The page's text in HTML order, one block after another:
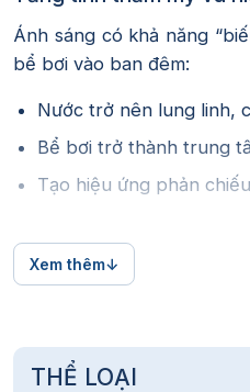
Ánh sáng có khả năng
bể bơi vào ban đêm:
Nước trở nên lung linh,
Bể bơi trở thành trung
Tạo hiệu ứng phản
Villa cao cấp
Khách sạn
Xem thêm
THỂ LOẠI